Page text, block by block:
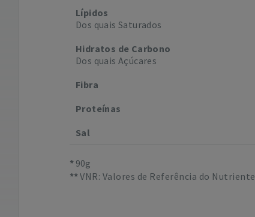
Lípidos
Dos quais Saturados
Hidratos de Carbono
Dos quais Açúcares
Fibra
Proteínas
Sal
90g
VNR: Valores de Referência do Nutriente